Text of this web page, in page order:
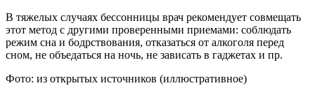
В тяжелых случаях бессонницы врач рекомендует совмещать
этот метод с другими проверенными приемами: соблюдать
режим сна и бодрствования, отказаться от алкоголя перед
сном, не объедаться на ночь, не зависать в гаджетах и пр.
Фото: из открытых источников (иллюстративное)